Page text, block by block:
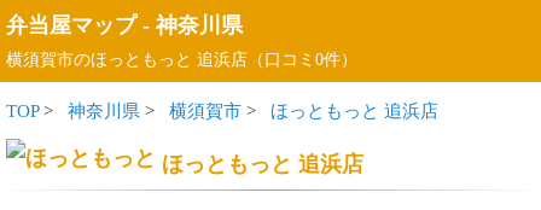
弁当屋マップ- 神奈川県
横須賀市のほっともっと 追浜店（口コミ0件）
TOP> 神奈川県 > 横須賀市 > ほっともっと 追浜店
ほっともっと 追浜店